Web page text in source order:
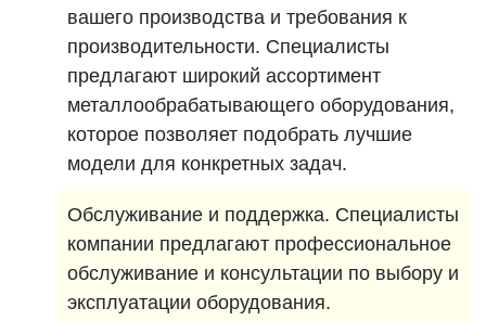
вашего производства и требования к
производительности. Специалисты
предлагают широкий ассортимент
металлообрабатывающего оборудования,
которое позволяет подобрать лучшие
модели для конкретных задач.
Обслуживание и поддержка. Специалисты
компании предлагают профессиональное
обслуживание и консультации по выбору и
эксплуатации оборудования.